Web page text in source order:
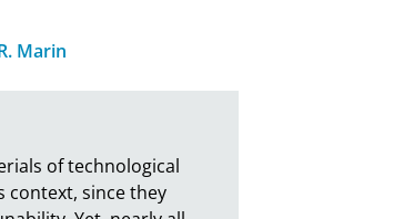
Marin
of technological
context, since they